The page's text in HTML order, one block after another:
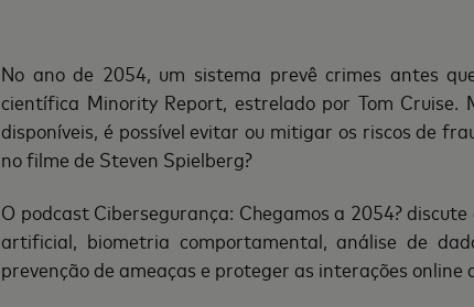
No ano de 2054, um sistema prevê crimes antes
científica Minority Report, estrelado por Tom Cruise.
disponíveis, é possível evitar ou mitigar os riscos de
no filme de Steven Spielberg?
O podcast Cibersegurança: Chegamos a 2054?
artificial, biometria comportamental, análise de
prevenção de ameaças e proteger as interações online